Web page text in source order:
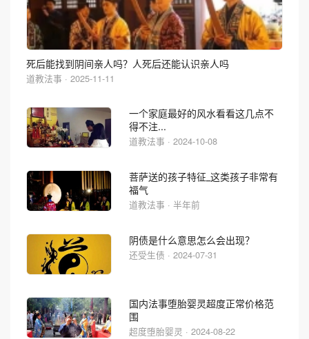
死后能找到阴间亲人吗？人死后还能认识亲人吗
道教法事 · 2025-11-11
一个家庭最好的风水看看这几点不
得不注...
道教法事 · 2024-10-08
菩萨送的孩子特征_这类孩子非常有
福气
道教法事 · 半年前
阴债是什么意思怎么会出现？
还受生债 · 2024-07-31
国内法事堕胎婴灵超度正常价格范
围
超度堕胎婴灵 · 2024-08-22